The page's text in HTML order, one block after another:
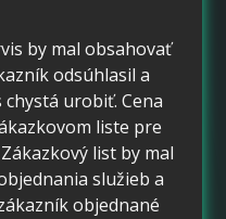
by mal obsahovať
odsúhlasil a
urobiť. Cena
liste pre
list by mal
služieb a
objednané